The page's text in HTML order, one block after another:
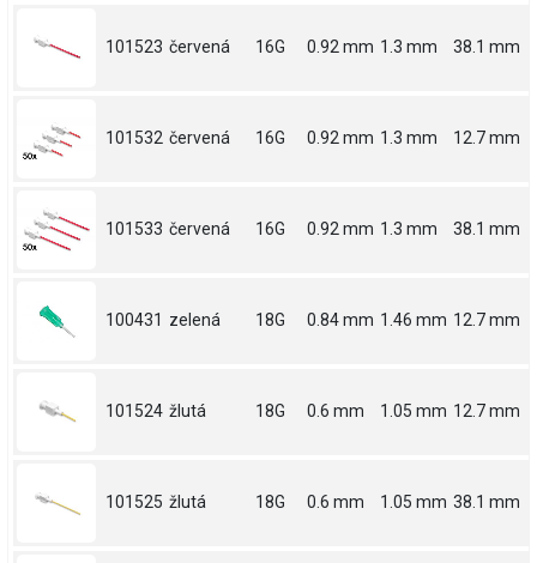
101523 červená 16G 0.92 mm 1.3 mm 38.1 mm
101532 červená 16G 0.92 mm 1.3 mm 12.7 mm
101533 červená 16G 0.92 mm 1.3 mm 38.1 mm
100431 zelená 18G 0.84 mm 1.46 mm 12.7 mm
101524 žlutá 18G 0.6 mm 1.05 mm 12.7 mm
101525 žlutá 18G 0.6 mm 1.05 mm 38.1 mm